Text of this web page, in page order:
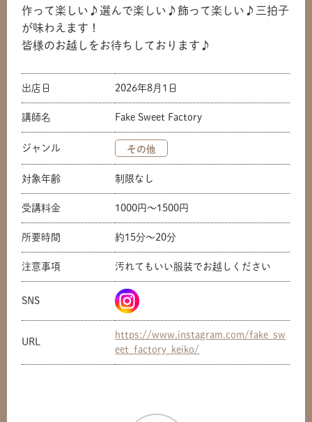
作って楽しい♪選んで楽しい♪飾って楽しい♪三拍子
が味わえます！
皆様のお越しをお待ちしております♪
出店日 2026年8月1日
講師名 Fake Sweet Factory
ジャンル その他
対象年齢 制限なし
受講料金 1000円〜1500円
所要時間 約15分〜20分
注意事項 汚れてもいい服装でお越しください
SNS
URL
https://www.instagram.com/fake_sw
eet_factory_keiko/